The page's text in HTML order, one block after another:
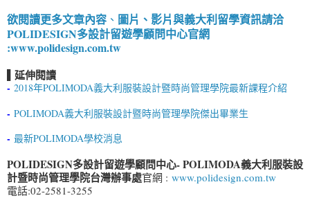
欲閱讀更多文章內容 、 圖片、影片與義大利留學資訊請洽
POLIDESIGN多設計留遊學顧問中心官網
:www.polidesign.com.tw
▌延伸閱讀
- 2018年POLIMODA義大利服裝設計暨時尚管理學院最新課程介紹
- POLIMODA義大利服裝設計暨時尚管理學院傑出畢業生
- 最新POLIMODA學校消息
POLIDESIGN多設計留遊學顧問中心- POLIMODA義大利服裝設
計暨時尚管理學院台灣辦事處官網 : www.polidesign.com.tw
電話:02-2581-3255